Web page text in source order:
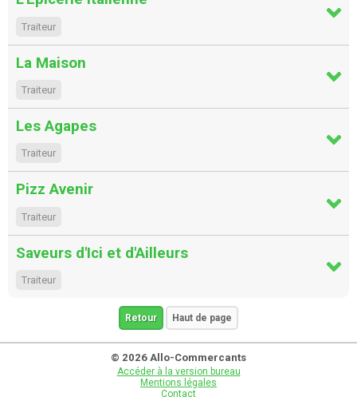
Traiteur
La Maison
Traiteur
Les Agapes
Traiteur
Pizz Avenir
Traiteur
Saveurs d'Ici et d'Ailleurs
Traiteur
Retour Haut de page
© 2026 Allo-Commercants
Accéder à la version bureau
Mentions légales
Contact